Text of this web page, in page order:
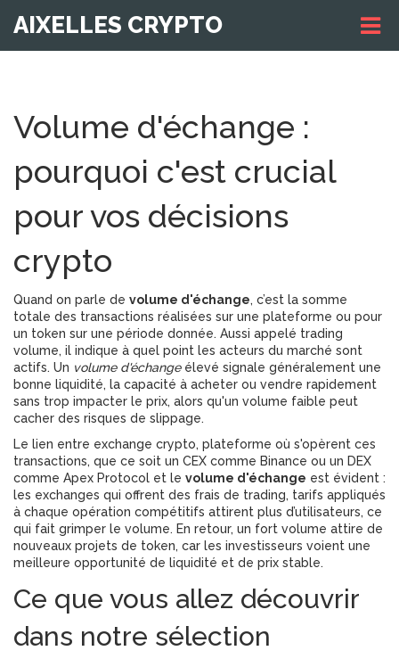
AIXELLES CRYPTO
Volume d'échange :
pourquoi c'est crucial
pour vos décisions
crypto
Quand on parle de volume d'échange, c’est la somme
totale des transactions réalisées sur une plateforme ou pour
un token sur une période donnée. Aussi appelé trading
volume, il indique à quel point les acteurs du marché sont
actifs. Un volume d'échangeélevé signale généralement une
bonne liquidité, la capacité à acheter ou vendre rapidement
sans trop impacter le prix, alors qu'un volume faible peut
cacher des risques de slippage.
Le lien entre exchange crypto, plateforme où s'opèrent ces
transactions, que ce soit un CEX comme Binance ou un DEX
comme Apex Protocol et le volume d'échange est évident :
les exchanges qui offrent des frais de trading, tarifs appliqués
à chaque opération compétitifs attirent plus d’utilisateurs, ce
qui fait grimper le volume. En retour, un fort volume attire de
nouveaux projets de token, car les investisseurs voient une
meilleure opportunité de liquidité et de prix stable.
Ce que vous allez découvrir
dans notre sélection